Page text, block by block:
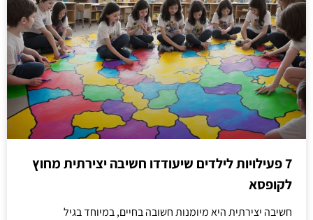
7 פעילויות לילדים שיעודדו חשיבה יצירתית מחוץ
לקופסא
חשיבה יצירתית היא מיומנות חשובה בחיים, במיוחד בגיל